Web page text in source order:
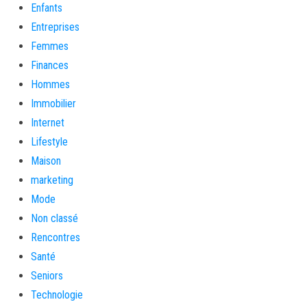
Enfants
Entreprises
Femmes
Finances
Hommes
Immobilier
Internet
Lifestyle
Maison
marketing
Mode
Non classé
Rencontres
Santé
Seniors
Technologie